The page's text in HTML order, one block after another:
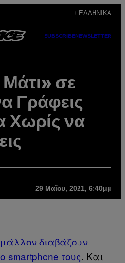
+ ΕΛΛΗΝΙΚΆ
SUBSCRIBENEWSLETTER
Μάτι» σε
Γράφεις
Χωρίς να
29 Μαΐου, 2021, 6:40μμ
μάλλον διαβάζουν
smartphone τους. Και